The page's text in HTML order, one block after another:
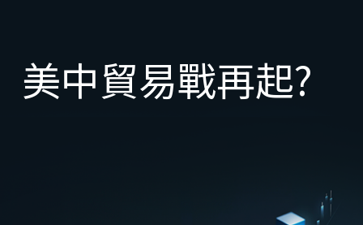
美中貿易戰再起?